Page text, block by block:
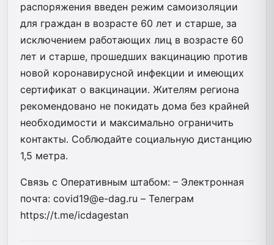
распоряжения введен режим самоизоляции
для граждан в возрасте 60 лет и старше, за
исключением работающих лиц в возрасте 60
лет и старше, прошедших вакцинацию против
новой коронавирусной инфекции и имеющих
сертификат о вакцинации. Жителям региона
рекомендовано не покидать дома без крайней
необходимости и максимально ограничить
контакты. Соблюдайте социальную дистанцию
1,5 метра.
Связь с Оперативным штабом: – Электронная
почта: covid19@e-dag.ru – Телеграм
https://t.me/icdagestan